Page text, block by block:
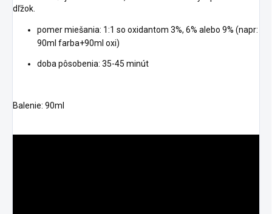
dľžok.
pomer miešania: 1:1 so oxidantom 3%, 6% alebo 9% (napr:
90ml farba+90ml oxi)
doba pôsobenia: 35-45 minút
Balenie: 90ml